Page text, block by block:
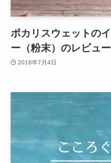
ポカリスウェットの
ー（粉末）のレビュー
2016年7月4日